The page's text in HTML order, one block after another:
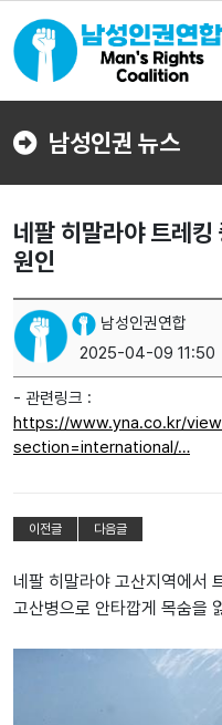
남성인권 뉴스
네팔 히말라야 트레
원인
남성인권연합
2025-04-09 11:50
- 관련링크 :
https://www.yna.co.kr/
section=international/…
이전글 다음글
네팔 히말라야 고산지역에서
고산병으로 안타깝게 목숨을